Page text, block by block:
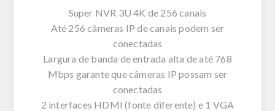
Super NVR 3U 4K de 256 canais
Até 256 câmeras IP de canais podem ser
conectadas
Largura de banda de entrada alta de até 768
Mbps garante que câmeras IP possam ser
conectadas
2 interfaces HDMI (fonte diferente) e 1 VGA